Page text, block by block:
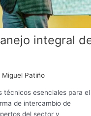
integral
Miguel Patiño
técnicos esenciales para el
de intercambio de
del sector y